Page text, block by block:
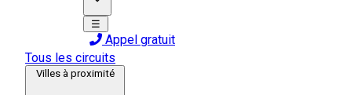
☰
Appel gratuit
Tous les circuits
Villes à proximité